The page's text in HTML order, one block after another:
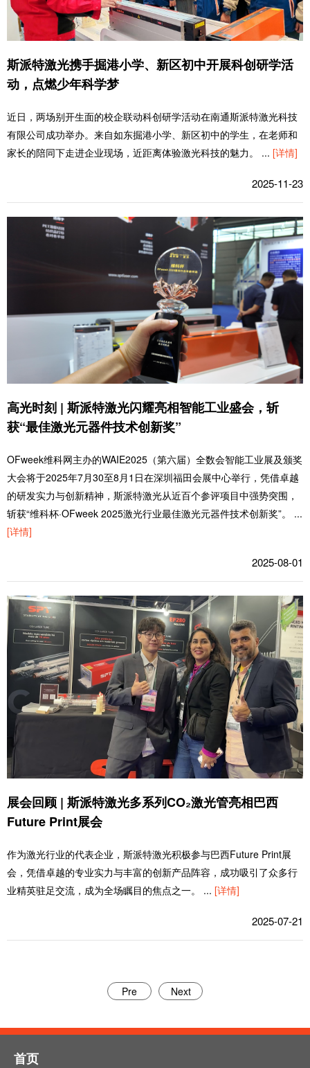
斯派特激光携手掘港小学、新区初中开展科创研学活
动，点燃少年科学梦
近日，两场别开生面的校企联动科创研学活动在南通斯派特激光科技
有限公司成功举办。来自如东掘港小学、新区初中的学生，在老师和
家长的陪同下走进企业现场，近距离体验激光科技的魅力。 ... [详情]
2025-11-23
高光时刻 | 斯派特激光闪耀亮相智能工业盛会，斩
获“最佳激光元器件技术创新奖”
OFweek维科网主办的WAIE2025（第六届）全数会智能工业展及颁奖
大会将于2025年7月30至8月1日在深圳福田会展中心举行，凭借卓越
的研发实力与创新精神，斯派特激光从近百个参评项目中强势突围，
斩获“维科杯·OFweek 2025激光行业最佳激光元器件技术创新奖”。 ...
[详情]
2025-08-01
展会回顾 | 斯派特激光多系列CO₂激光管亮相巴西
Future Print展会
作为激光行业的代表企业，斯派特激光积极参与巴西Future Print展
会，凭借卓越的专业实力与丰富的创新产品阵容，成功吸引了众多行
业精英驻足交流，成为全场瞩目的焦点之一。 ... [详情]
2025-07-21
Pre Next
首页